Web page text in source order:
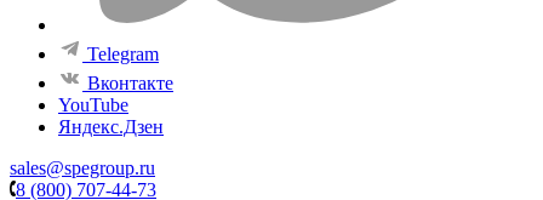
Telegram
Вконтакте
YouTube
Яндекс.Дзен
sales@spegroup.ru
8 (800) 707-44-73